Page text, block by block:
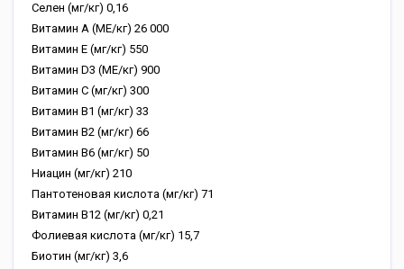
Селен (мг/кг) 0,16
Витамин А (МЕ/кг) 26 000
Витамин Е (мг/кг) 550
Витамин D3 (МЕ/кг) 900
Витамин С (мг/кг) 300
Витамин В1 (мг/кг) 33
Витамин В2 (мг/кг) 66
Витамин В6 (мг/кг) 50
Ниацин (мг/кг) 210
Пантотеновая кислота (мг/кг) 71
Витамин В12 (мг/кг) 0,21
Фолиевая кислота (мг/кг) 15,7
Биотин (мг/кг) 3,6